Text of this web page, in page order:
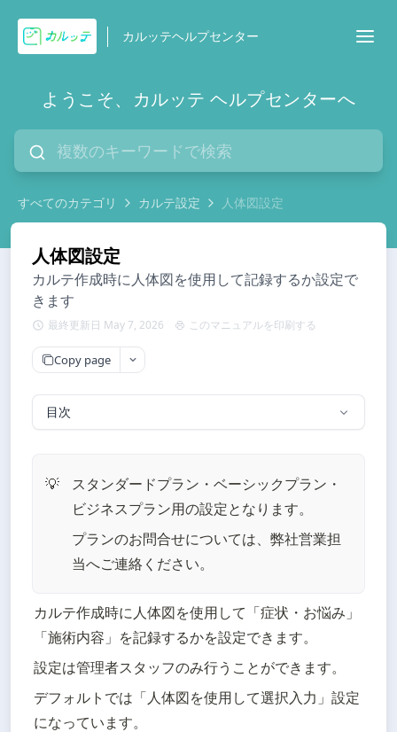
カルッテヘルプセンター
ようこそ、カルッテ ヘルプセンターへ
すべてのカテゴリ カルテ設定 人体図設定
人体図設定
カルテ作成時に人体図を使用して記録するか設定で
きます
最終更新日 May 7, 2026 このマニュアルを印刷する
Copy page
目次
💡
スタンダードプラン・ベーシックプラン・
ビジネスプラン用の設定となります。
プランのお問合せについては、弊社営業担
当へご連絡ください。
カルテ作成時に人体図を使用して「症状・お悩み」
「施術内容」を記録するかを設定できます。
設定は管理者スタッフのみ行うことができます。
デフォルトでは「人体図を使用して選択入力」設定
になっています。